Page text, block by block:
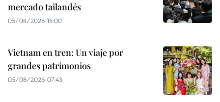
mercado tailandés
05/08/2026 15:00
Vietnam en tren: Un viaje por
grandes patrimonios
05/08/2026 07:43